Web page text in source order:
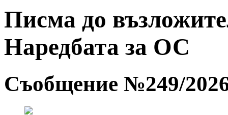
Писма до
Наредбата за ОС
Съобщение №249/